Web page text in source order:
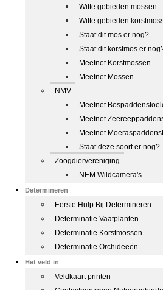
Witte gebieden mossen
Witte gebieden
Staat dit mos er nog?
Staat dit korstmos er
Meetnet Korstmossen
Meetnet Mossen
NMV
Meetnet
Meetnet
Meetnet
Staat deze soort er nog?
Zoogdiervereniging
NEM Wildcamera's
Determineren
Eerste Hulp Bij Determineren
Determinatie Vaatplanten
Determinatie Korstmossen
Determinatie Orchideeën
Het veld in
Veldkaart printen